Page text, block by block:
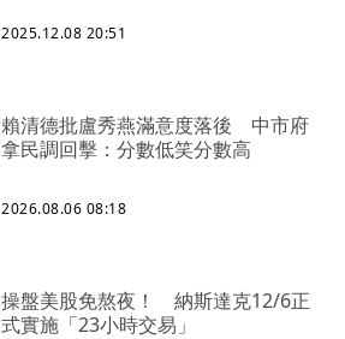
2025.12.08 20:51
賴清德批盧秀燕滿意度落後 中市府
拿民調回擊：分數低笑分數高
2026.08.06 08:18
操盤美股免熬夜！ 納斯達克12/6正
式實施「23小時交易」